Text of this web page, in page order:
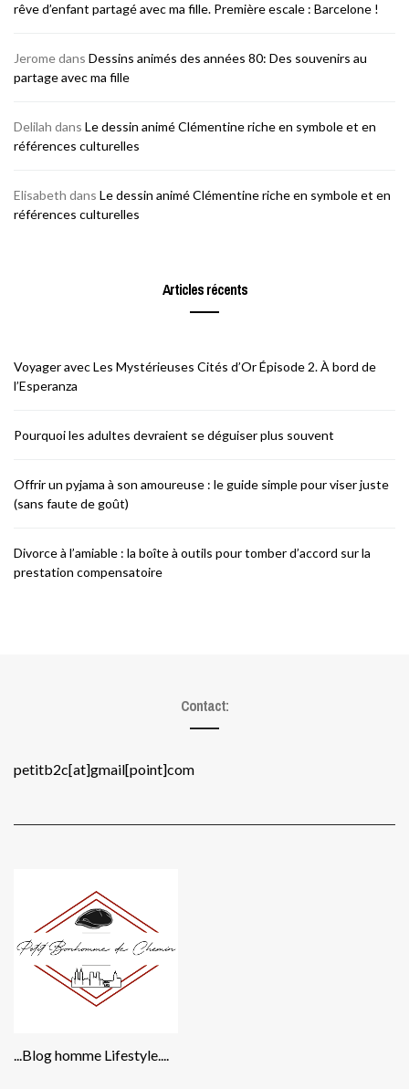
rêve d’enfant partagé avec ma fille. Première escale : Barcelone !
Jeromedans Dessins animés des années 80: Des souvenirs au
partage avec ma fille
Delilah dans Le dessin animé Clémentine riche en symbole et en
références culturelles
Elisabeth dans Le dessin animé Clémentine riche en symbole et en
références culturelles
Articles récents
Voyager avec Les Mystérieuses Cités d’Or Épisode 2. À bord de
l’Esperanza
Pourquoi les adultes devraient se déguiser plus souvent
Offrir un pyjama à son amoureuse : le guide simple pour viser juste
(sans faute de goût)
Divorce à l’amiable : la boîte à outils pour tomber d’accord sur la
prestation compensatoire
Contact:
petitb2c[at]gmail[point]com
...Blog homme Lifestyle....